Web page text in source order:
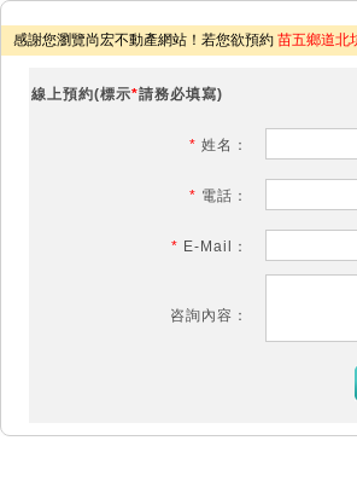
感謝您瀏覽尚宏不動產網站！若您欲預約 苗五鄉道北
線上預約(標示*請務必填寫)
* 姓名：
* 電話：
* E-Mail：
咨詢內容：